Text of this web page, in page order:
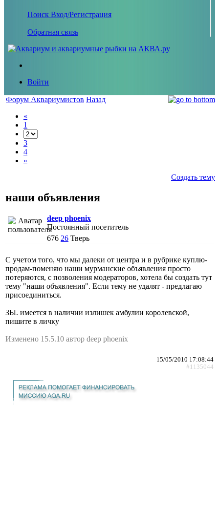
Поиск Вход/Регистрация
Обратная связь
Войти
Форум Аквариумистов Назад
«
1
3
4
»
Создать тему
наши объявления
deep phoenix
Постоянный посетитель
676 26 Тверь
C учетом того, что мы далеки от центра и в рубрике куплю-
продам-поменяю наши мурманские объявления просто
потеряются, с позволения модераторов, хотела бы создать тут
тему "наши объявления". Если тему не удалят - предлагаю
присоединиться.
ЗЫ. имеется в наличии излишек амбулии королевской,
пишите в личку
Изменено 15.5.10 автор deep phoenix
15/05/2010 17:08:44
#1135044